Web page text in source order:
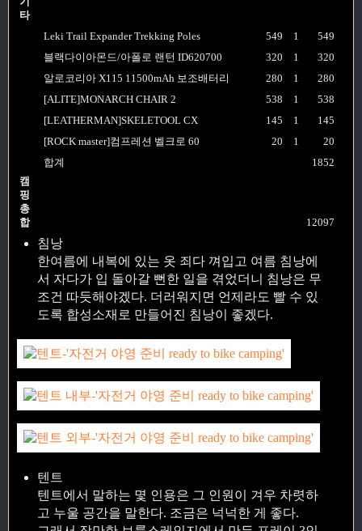
타
Leki Trail Expander Trekking Poles
549 1
549
블랙다이아몬드/아폴로 랜턴 ID620700
320 1
320
알로코리아 X115 11500mAh 보조배터리
280 1
280
[ALITE]MONARCH CHAIR 2
538 1
538
[LEATHERMAN]SKELETOOL CX
145 1
145
[ROCK master]컴프레션 벨크로 60
20 1
20
합계
1852
캠
핑
총
합
12097
침낭
한여름에 내복에 있는 옷 죄다 껴입고 여름 침낭에
서 자다가 입 돌아갈 뻔한 일을 겪었더니 침낭은 무
조건 따듯해야겠다. 더러워지면 언제라도 빨 수 있
도록 합성소재로 만들어진 침낭이 좋겠다.
텐트
텐트에서 말하는 몇 인용은 그 인원이 겨우 차렷하
고 누울 공간을 말한다. 조금은 넉넉한 게 좋다.